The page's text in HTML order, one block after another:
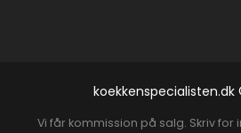
koekkenspecialisten.dk
Vi får kommission på salg. Skriv